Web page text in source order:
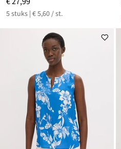
5 stuks | € 5,60 / st.